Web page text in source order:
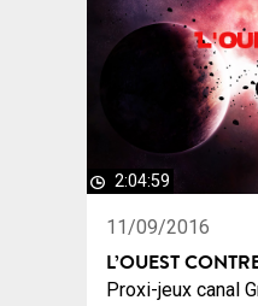
2:04:59
11/09/2016
L’OUEST
Proxi-jeux canal